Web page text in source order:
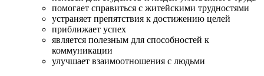
помогает справиться с житейскими трудностями
устраняет препятствия к достижению целей
приближает успех
является полезным для способностей к
коммуникации
улучшает взаимоотношения с людьми